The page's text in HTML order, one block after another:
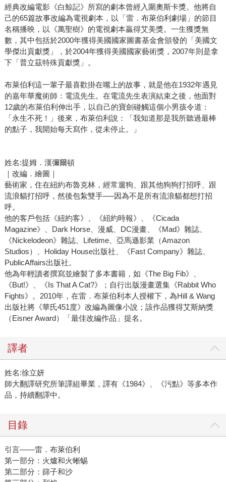
經典改編電影《白鯨記》所寫的劇本曾經入圍奧斯卡獎。他將自
己的65篇故事改編為電視劇本，以「雷．布萊伯利劇場」的節目
名稱播映，以《萬聖樹》的電視劇本贏得艾美獎。一生獲獎無
數，其中包括於2000年獲得美國國家圖書基金會頒發的「美國文
學傑出貢獻獎」，於2004年獲得美國國家藝術獎，2007年則是拿
下「普立茲特殊貢獻獎」。
布萊伯利這一輩子最喜歡掛在嘴上的故事，就是他在1932年遇見
的嘉年華魔術師：電流先生。在電流先生表演結束之後，他面對
12歲的布萊伯利伸出手，以自己的寶劍碰觸這個小男孩令道：
「永生不死！」後來，布萊伯利說：「我知道那是我所聽過最棒
的點子，我開始每天寫作，從未停止。」
姓名:提姆．漢彌爾頓
｜改編．繪圖｜
藝術家，住在紐約布魯克林，經常遛狗、跟其他狗狗打招呼、跟
流浪貓打招呼，然後包紮雙手──因為不是所有流浪貓都想打招
呼。
他的客戶包括《紐約客》、《紐約時報》、《Cicada
Magazine》、Dark Horse、漫威、DC漫畫、《Mad》雜誌、
《Nickelodeon》雜誌、Lifetime、亞馬遜影業（Amazon
Studios）、Holiday House出版社、《Fast Company》雜誌、
PublicAffairs出版社。
他為年輕讀者撰寫並繪製了多本書籍，如《The Big Fib》、
《But!》、《Is That A Cat?》；自行出版漫畫選集《Rabbit Who
Fights》。2010年，在雷．布萊伯利本人授權下，為Hill & Wang
出版社將《華氏451度》改編為圖像小說；該作品獲得艾斯納獎
（Eisner Award）「最佳改編作品」提名。
譯者
姓名:徐立妍
師大翻譯研究所筆譯組畢業，譯有《1984》、《污點》等多本作
品，持續翻譯中。
目錄
引言——雷．布萊伯利
第一部分：火爐和火蜥蜴
第二部分：篩子和沙